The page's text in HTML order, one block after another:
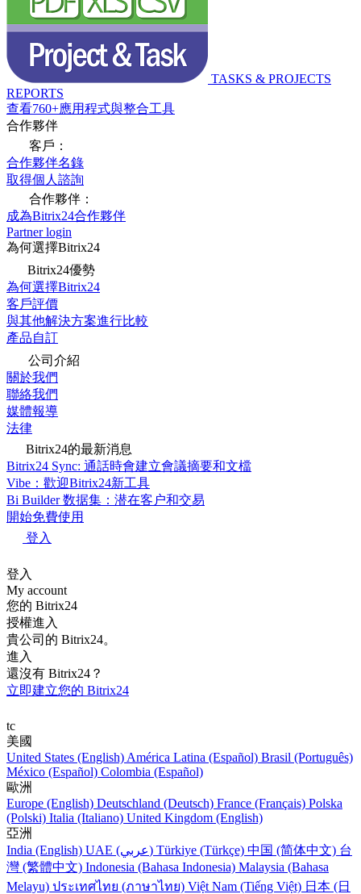
TASKS & PROJECTS
REPORTS
查看760+應用程式與整合工具
合作夥伴
客戶：
合作夥伴名錄
取得個人諮詢
合作夥伴：
成為Bitrix24合作夥伴
Partner login
為何選擇Bitrix24
Bitrix24優勢
為何選擇Bitrix24
客戶評價
與其他解決方案進行比較
產品自訂
公司介紹
關於我們
聯絡我們
媒體報導
法律
Bitrix24的最新消息
Bitrix24 Sync: 通話時會建立會議摘要和文檔
Vibe：歡迎Bitrix24新工具
Bi Builder 数据集：潜在客户和交易
開始免費使用
登入
登入
My account
您的 Bitrix24
授權進入
貴公司的 Bitrix24。
進入
還沒有 Bitrix24？
立即建立您的 Bitrix24
tc
美國
United States (English) América Latina (Español) Brasil (Português)
México (Español) Colombia (Español)
歐洲
Europe (English) Deutschland (Deutsch) France (Français) Polska
(Polski) Italia (Italiano) United Kingdom (English)
亞洲
India (English)
UAE (عربي) Türkiye (Türkçe) 中国 (简体中文) 台
灣 (繁體中文) Indonesia (Bahasa Indonesia) Malaysia (Bahasa
Melayu) ประเทศไทย (ภาษาไทย) Việt Nam (Tiếng Việt) 日本 (日